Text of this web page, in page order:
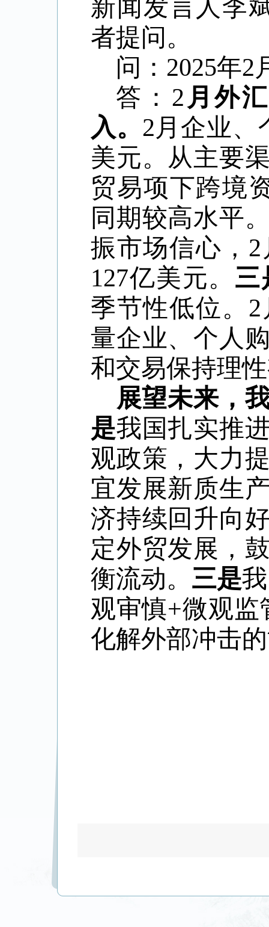
新闻发言人李
者提问。
问： 2025年2
答： 2 月外
入。 2月企业、
美元。从主要
贸易项下跨境
同期较高水平
振市场信心，
127亿美元。 三
季节性低位。
量企业、个人
和交易保持理
展望未来，
是我国扎实推
观政策，大力
宜发展新质生
济持续回升向
定外贸发展，
衡流动。 三是
观审慎+微观监
化解外部冲击